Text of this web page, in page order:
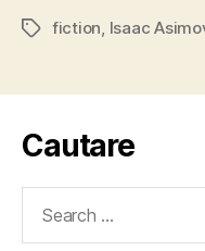
Tagsfiction Isaac
Cautare